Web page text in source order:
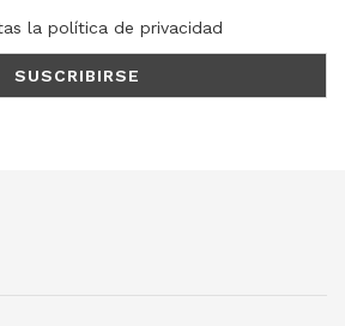
la política de privacidad